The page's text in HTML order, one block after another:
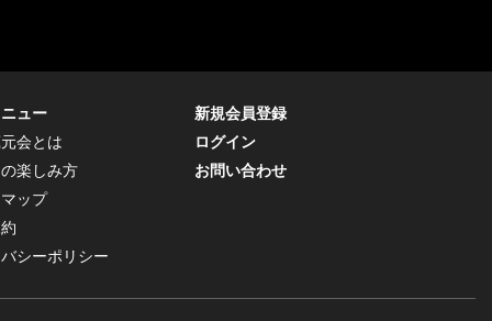
ュー
会とは
楽しみ方
ップ
シーポリシー
新規会員登録
ログイン
お問い合わせ